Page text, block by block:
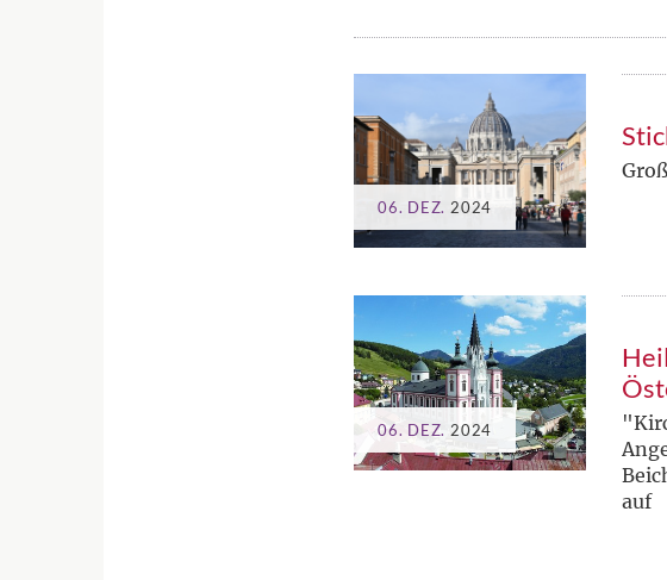
06. DEZ. 2024
06. DEZ. 2024
auf